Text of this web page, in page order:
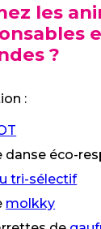
les
?
:
danse éco-
tri-sélectif
molkky